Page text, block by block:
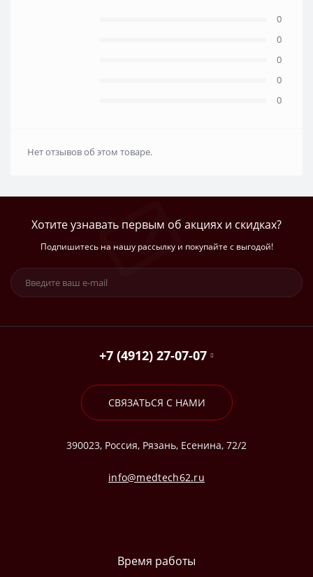
0
0
0
0
0
Нет отзывов об этом товаре.
Хотите узнавать первым об акциях и скидках?
Подпишитесь на нашу рассылку и покупайте с выгодой!
+7 (4912) 27-07-07
СВЯЗАТЬСЯ С НАМИ
390023, Россия, Рязань, Есенина, 72/2
info@medtech62.ru
Время работы